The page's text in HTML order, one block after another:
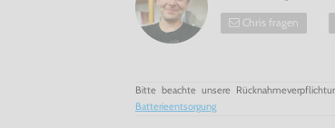
Chris fragen
Bitte beachte unsere
Batterieentsorgung